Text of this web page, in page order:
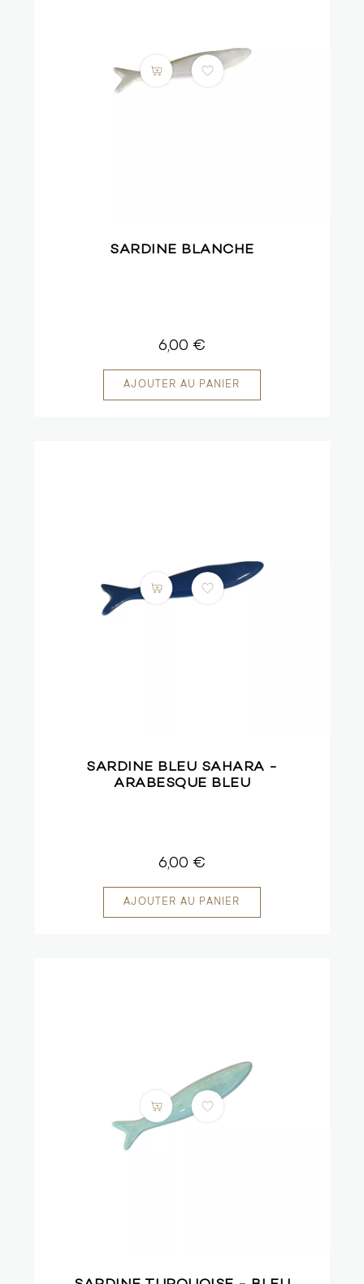
SARDINE BLANCHE
6,00 €
SARDINE BLEU SAHARA -
ARABESQUE BLEU
6,00 €